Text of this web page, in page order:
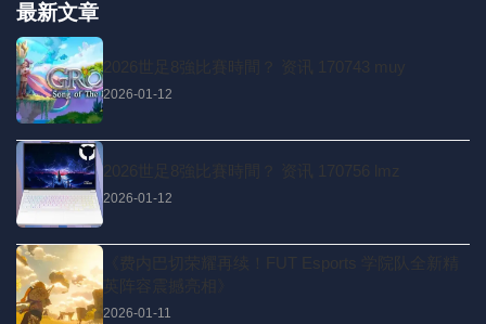
最新文章
2026世足8強比賽時間？ 资讯 170743 muy
2026-01-12
2026世足8強比賽時間？ 资讯 170756 lmz
2026-01-12
《费内巴切荣耀再续！FUT Esports 学院队全新精
英阵容震撼亮相》
2026-01-11